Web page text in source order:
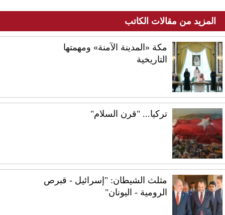
المزيد من مقالات الكاتب
مكة «المدينة الآمنة» ومهمتها
التاريخية
تركيا... "قرن السلام"
مثلث الشيطان: "إسرائيل - قبرص
الرومية - اليونان"